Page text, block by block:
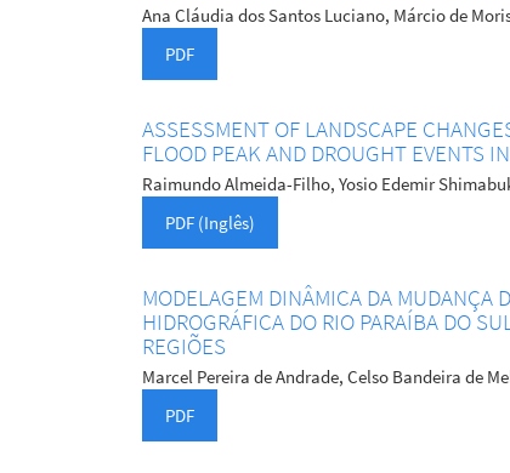
Ana Cláudia dos Santos Luciano, Márcio de
PDF
ASSESSMENT OF LANDSCAPE
FLOOD PEAK AND DROUGHT EVENTS
Raimundo Almeida-Filho, Yosio Edemir
PDF (Inglês)
MODELAGEM DINÂMICA DA MUDANÇA
HIDROGRÁFICA DO RIO PARAÍBA DO
REGIÕES
Marcel Pereira de Andrade, Celso Bandeira de
PDF